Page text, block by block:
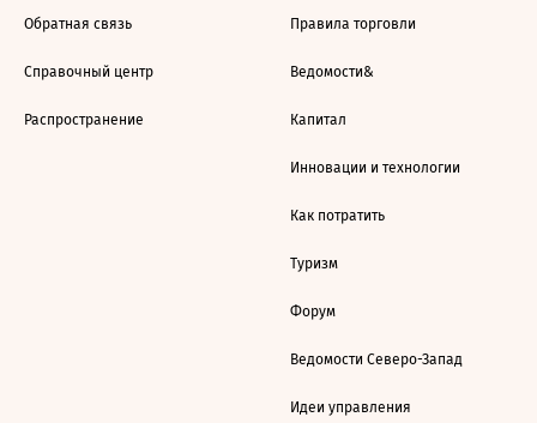
Обратная связь
Справочный центр
Распространение
Правила торговли
Ведомости&
Капитал
Инновации и технологии
Как потратить
Туризм
Форум
Ведомости Северо-Запад
Идеи управления